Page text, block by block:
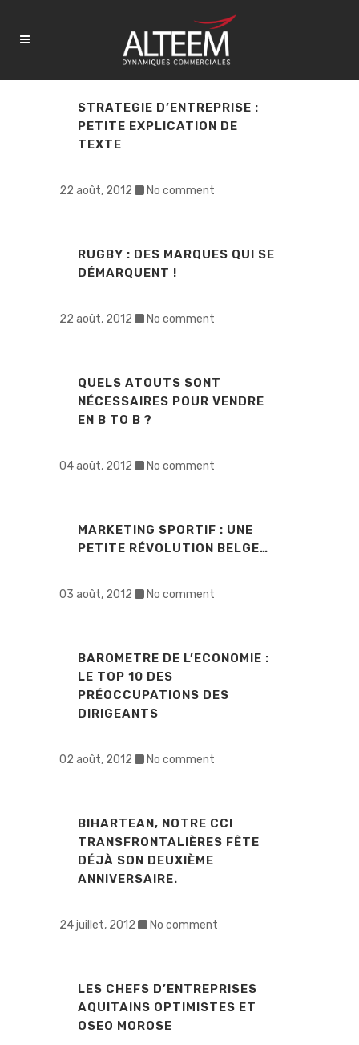
STRATEGIE D’ENTREPRISE :
PETITE EXPLICATION DE
TEXTE
22 août, 2012 No comment
RUGBY : DES MARQUES QUI SE
DÉMARQUENT !
22 août, 2012 No comment
QUELS ATOUTS SONT
NÉCESSAIRES POUR VENDRE
EN B TO B ?
04 août, 2012 No comment
MARKETING SPORTIF : UNE
PETITE RÉVOLUTION BELGE…
03 août, 2012 No comment
BAROMETRE DE L’ECONOMIE :
LE TOP 10 DES
PRÉOCCUPATIONS DES
DIRIGEANTS
02 août, 2012 No comment
BIHARTEAN, NOTRE CCI
TRANSFRONTALIÈRES FÊTE
DÉJÀ SON DEUXIÈME
ANNIVERSAIRE.
24 juillet, 2012 No comment
LES CHEFS D’ENTREPRISES
AQUITAINS OPTIMISTES ET
OSEO MOROSE